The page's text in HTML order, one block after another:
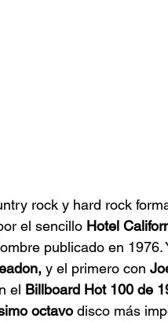
rock y hard rock
el sencillo Hotel
publicado en 1976.
y el primero con
el Billboard Hot 100 de
octavo disco más